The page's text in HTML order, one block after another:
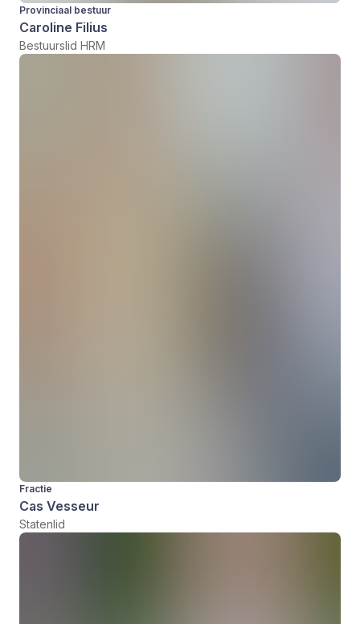
Provinciaal bestuur
Caroline Filius
Bestuurslid HRM
Fractie
Cas Vesseur
Statenlid